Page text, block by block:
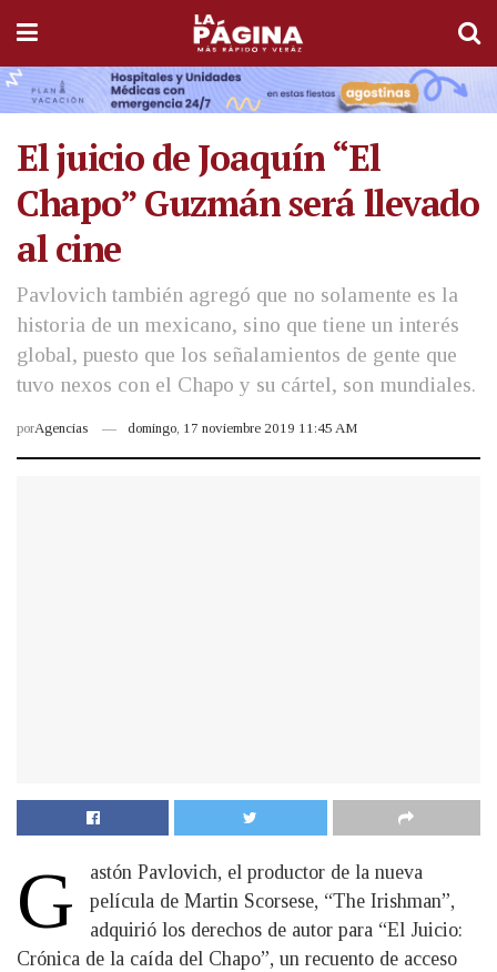
El juicio de Joaquín “El
Chapo” Guzmán será llevado
al cine
Pavlovich también agregó que no solamente es la
historia de un mexicano, sino que tiene un interés
global, puesto que los señalamientos de gente que
tuvo nexos con el Chapo y su cártel, son mundiales.
porAgencias domingo, 17 noviembre 2019 11:45 AM
G
astón Pavlovich, el productor de la nueva
película de Martin Scorsese, “The Irishman”,
adquirió los derechos de autor para “El Juicio:
Crónica de la caída del Chapo”, un recuento de acceso